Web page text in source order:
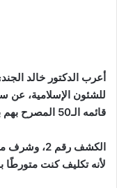
أعرب الدكتور خالد
للشئون الإسلامية، عن
قائمه الـ50 المصرح بهم بالفتوى، قائلا: “أنا متنازل كمان عن
الكشف رقم
لأنه تكليف كنت متورطًا